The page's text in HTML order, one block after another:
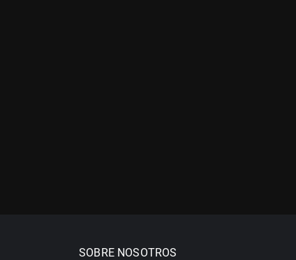
SOBRE NOSOTROS